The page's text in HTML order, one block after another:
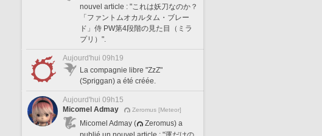
nouvel article : "これは妖刀なのか？
「ファントムオカルタム・ブレー
ド」侍 PW第4段階の見た目（ミラ
プリ）".
Aujourd'hui 09h19
La compagnie libre "ZzZ"
(Spriggan) a été créée.
Aujourd'hui 09h15
Micomel Admay
Zeromus [Meteor]
Micomel Admay (
Zeromus) a